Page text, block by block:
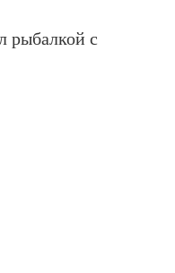
рыбалкой с